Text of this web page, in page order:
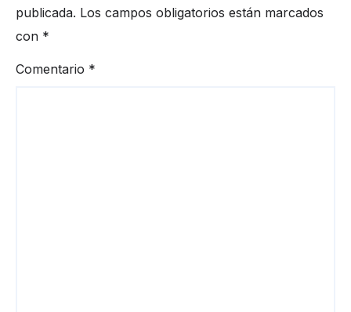
publicada. Los campos obligatorios están marcados
con *
Comentario *